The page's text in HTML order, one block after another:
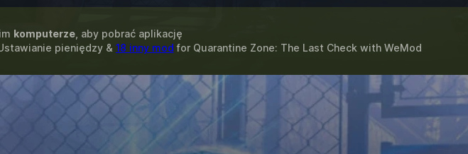
komputerze, aby pobrać aplikację
pieniędzy & 18 inny mod for Quarantine Zone: The Last Check with WeMod